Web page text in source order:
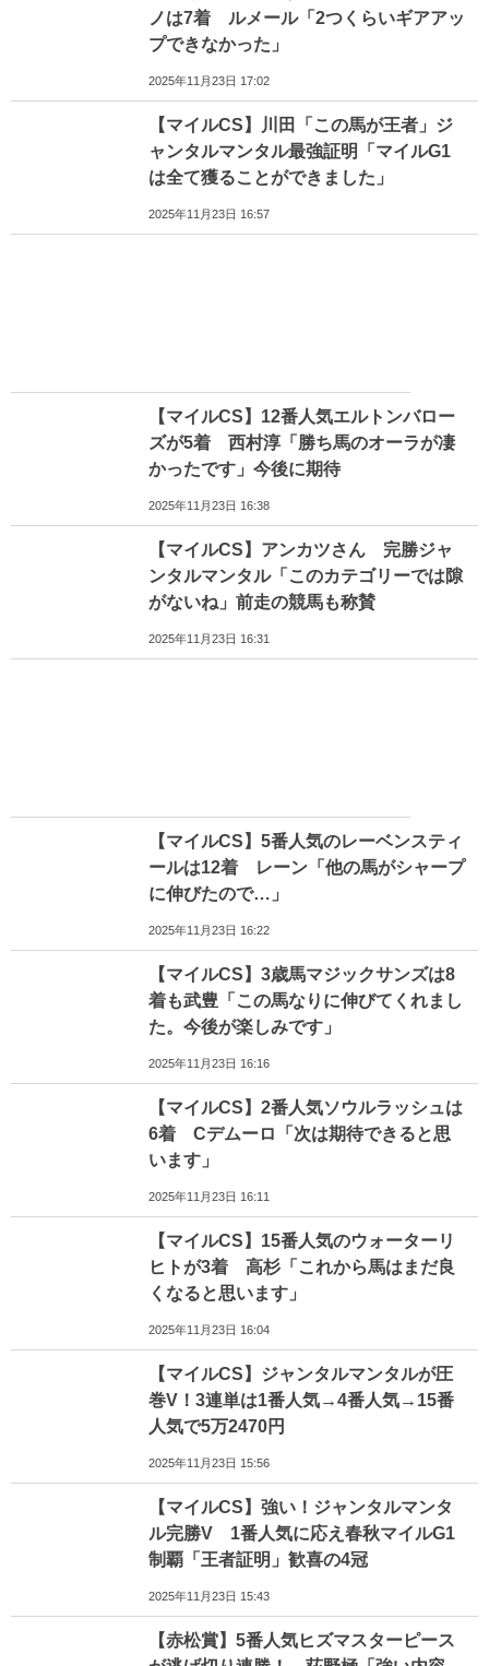
ノは7着 ルメール「2つくらいギアアッ
プできなかった」
2025年11月23日 17:02
【マイルCS】川田「この馬が王者」ジ
ャンタルマンタル最強証明「マイルG1
は全て獲ることができました」
2025年11月23日 16:57
【マイルCS】12番人気エルトンバロー
ズが5着 西村淳「勝ち馬のオーラが凄
かったです」今後に期待
2025年11月23日 16:38
【マイルCS】アンカツさん 完勝ジャ
ンタルマンタル「このカテゴリーでは隙
がないね」前走の競馬も称賛
2025年11月23日 16:31
【マイルCS】5番人気のレーベンスティ
ールは12着 レーン「他の馬がシャープ
に伸びたので…」
2025年11月23日 16:22
【マイルCS】3歳馬マジックサンズは8
着も武豊「この馬なりに伸びてくれまし
た。今後が楽しみです」
2025年11月23日 16:16
【マイルCS】2番人気ソウルラッシュは
6着 Cデムーロ「次は期待できると思
います」
2025年11月23日 16:11
【マイルCS】15番人気のウォーターリ
ヒトが3着 高杉「これから馬はまだ良
くなると思います」
2025年11月23日 16:04
【マイルCS】ジャンタルマンタルが圧
巻V！3連単は1番人気→4番人気→15番
人気で5万2470円
2025年11月23日 15:56
【マイルCS】強い！ジャンタルマンタ
ル完勝V 1番人気に応え春秋マイルG1
制覇「王者証明」歓喜の4冠
2025年11月23日 15:43
【赤松賞】5番人気ヒズマスターピース